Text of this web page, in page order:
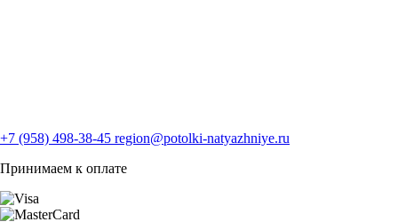
+7 (958) 498-38-45 region@potolki-natyazhniye.ru
Принимаем к оплате